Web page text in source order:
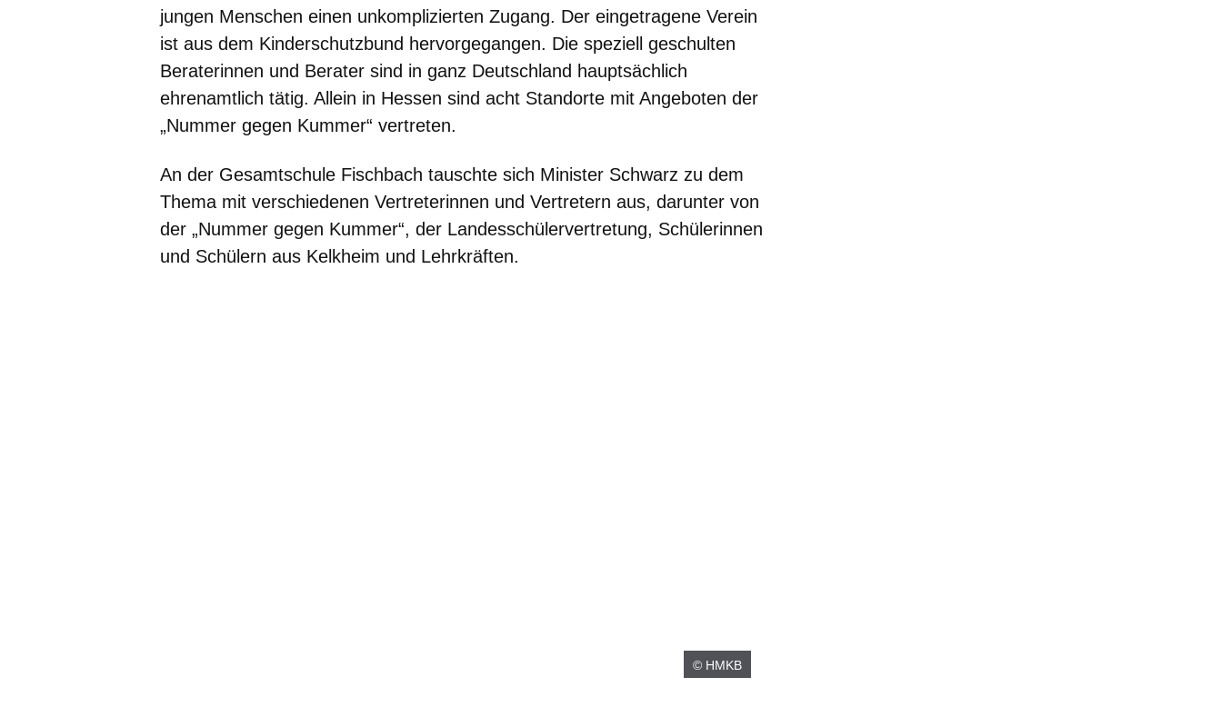
jungen Menschen einen unkomplizierten Zugang. Der eingetragene Verein
ist aus dem Kinderschutzbund hervorgegangen. Die speziell geschulten
Beraterinnen und Berater sind in ganz Deutschland hauptsächlich
ehrenamtlich tätig. Allein in Hessen sind acht Standorte mit Angeboten der
„Nummer gegen Kummer“ vertreten.
An der Gesamtschule Fischbach tauschte sich Minister Schwarz zu dem
Thema mit verschiedenen Vertreterinnen und Vertretern aus, darunter von
der „Nummer gegen Kummer“, der Landesschülervertretung, Schülerinnen
und Schülern aus Kelkheim und Lehrkräften.
© HMKB